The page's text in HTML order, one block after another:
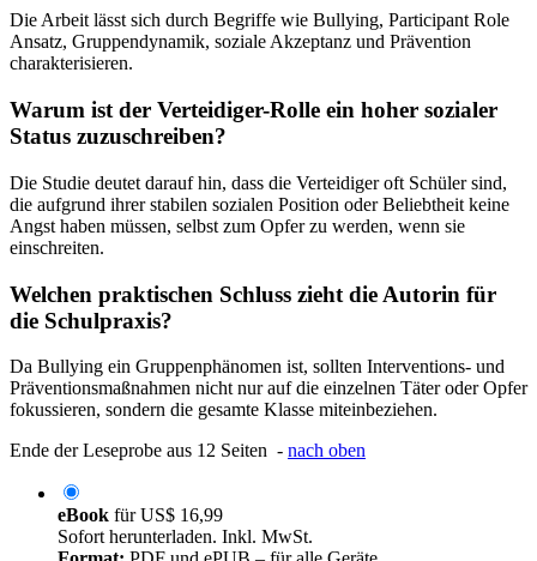
Die Arbeit lässt sich durch Begriffe wie Bullying, Participant Role
Ansatz, Gruppendynamik, soziale Akzeptanz und Prävention
charakterisieren.
Warum ist der Verteidiger-Rolle ein hoher sozialer
Status zuzuschreiben?
Die Studie deutet darauf hin, dass die Verteidiger oft Schüler sind,
die aufgrund ihrer stabilen sozialen Position oder Beliebtheit keine
Angst haben müssen, selbst zum Opfer zu werden, wenn sie
einschreiten.
Welchen praktischen Schluss zieht die Autorin für
die Schulpraxis?
Da Bullying ein Gruppenphänomen ist, sollten Interventions- und
Präventionsmaßnahmen nicht nur auf die einzelnen Täter oder Opfer
fokussieren, sondern die gesamte Klasse miteinbeziehen.
Ende der Leseprobe aus 12 Seiten - nach oben
eBook fürUS$ 16,99
Sofort herunterladen. Inkl. MwSt.